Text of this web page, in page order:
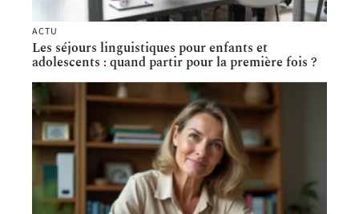
ACTU
Les séjours linguistiques pour enfants et
adolescents : quand partir pour la première fois ?